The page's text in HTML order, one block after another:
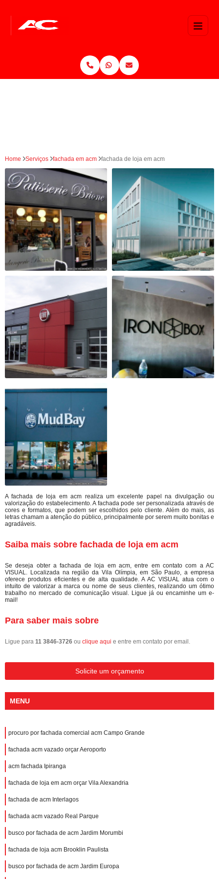
Home Serviços fachada em acm fachada de loja em acm
A fachada de loja em acm realiza um excelente papel na divulgação ou
valorização do estabelecimento. A fachada pode ser personalizada através de
cores e formatos, que podem ser escolhidos pelo cliente. Além do mais, as
letras chamam a atenção do público, principalmente por serem muito bonitas e
agradáveis.
Saiba mais sobre fachada de loja em acm
Se deseja obter a fachada de loja em acm, entre em contato com a AC
VISUAL. Localizada na região da Vila Olímpia, em São Paulo, a empresa
oferece produtos eficientes e de alta qualidade. A AC VISUAL atua com o
intuito de valorizar a marca ou nome de seus clientes, realizando um ótimo
trabalho no mercado de comunicação visual. Ligue já ou encaminhe um e-
mail!
Para saber mais sobre
Ligue para 11 3846-3726 ou clique aqui e entre em contato por email.
Solicite um orçamento
MENU
procuro por fachada comercial acm Campo Grande
fachada acm vazado orçar Aeroporto
acm fachada Ipiranga
fachada de loja em acm orçar Vila Alexandria
fachada de acm Interlagos
fachada acm vazado Real Parque
busco por fachada de acm Jardim Morumbi
fachada de loja acm Brooklin Paulista
busco por fachada de acm Jardim Europa